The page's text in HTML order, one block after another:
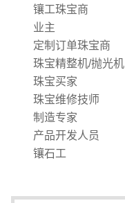
镶工珠宝商
业主
定制订单珠宝商
珠宝精整机/抛光机
珠宝买家
珠宝维修技师
制造专家
产品开发人员
镶石工